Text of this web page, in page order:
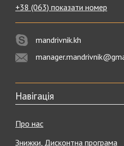
+38 (063) показати номер
mandrivnik.kh
Навігація
Про нас
Знижки, Дисконтна програма